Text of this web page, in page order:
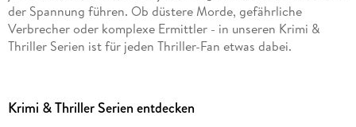
der Spannung führen. Ob düstere Morde, gefährliche
Verbrecher oder komplexe Ermittler - in unseren Krimi &
Thriller Serien ist für jeden Thriller-Fan etwas dabei.
Krimi & Thriller Serien entdecken